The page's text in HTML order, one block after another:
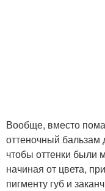
Вообще, вместо
оттеночный бальзам
чтобы оттенки были
начиная от цвета,
пигменту губ и